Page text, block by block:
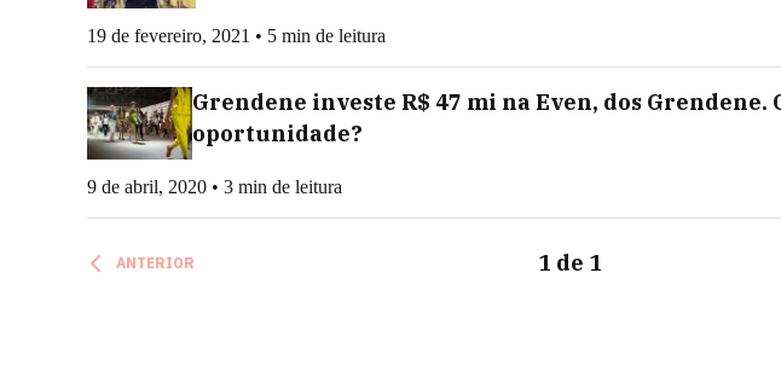
19 de fevereiro, 2021 • 5 min de leitura
Grendene investe R$ 47 mi na Even, dos Grendene.
oportunidade?
9 de abril, 2020 • 3 min de leitura
ANTERIOR 1 de 1